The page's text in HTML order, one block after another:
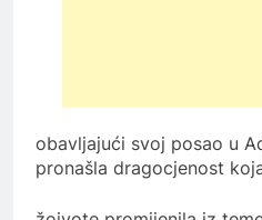
obavljajući svoj posao u
pronašla dragocjenost